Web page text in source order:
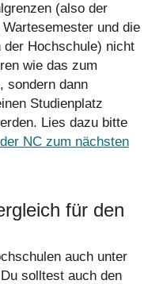
(also der
und die
der Hochschule) nicht
wie das zum
sondern dann
Studienplatz
Lies dazu bitte
NC zum nächsten
für den
auch unter
solltest auch den